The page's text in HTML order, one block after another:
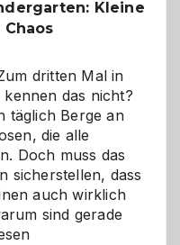
ist
eine
die
richtige
Wahl?
Kleine
dritten Mal in
das nicht?
täglich Berge an
die alle
Doch muss das
sicherstellen, dass
auch wirklich
sind gerade